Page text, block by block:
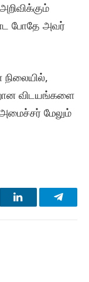
போதே அவர்
நிலையில்,
விடயங்களை
மேலும்
LinkedIn